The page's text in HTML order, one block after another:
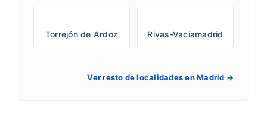
Torrejón de Ardoz Rivas-Vaciamadrid
Ver resto de localidades en Madrid →